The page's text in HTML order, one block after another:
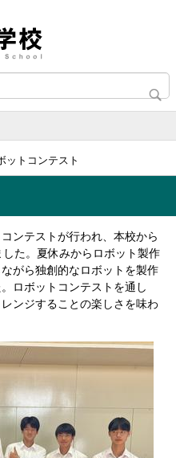
ットコンテスト
ンテストが行われ、本校から
た。夏休みからロボット製作
がら独創的なロボットを製作
ロボットコンテストを通し
ンジすることの楽しさを味わ